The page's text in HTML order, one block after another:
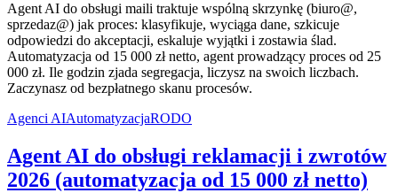
Agent AI do obsługi maili traktuje wspólną skrzynkę (biuro@,
sprzedaz@) jak proces: klasyfikuje, wyciąga dane, szkicuje
odpowiedzi do akceptacji, eskaluje wyjątki i zostawia ślad.
Automatyzacja od 15 000 zł netto, agent prowadzący proces od 25
000 zł. Ile godzin zjada segregacja, liczysz na swoich liczbach.
Zaczynasz od bezpłatnego skanu procesów.
Agenci AIAutomatyzacjaRODO
Agent AI do obsługi reklamacji i zwrotów
2026 (automatyzacja od 15 000 zł netto)